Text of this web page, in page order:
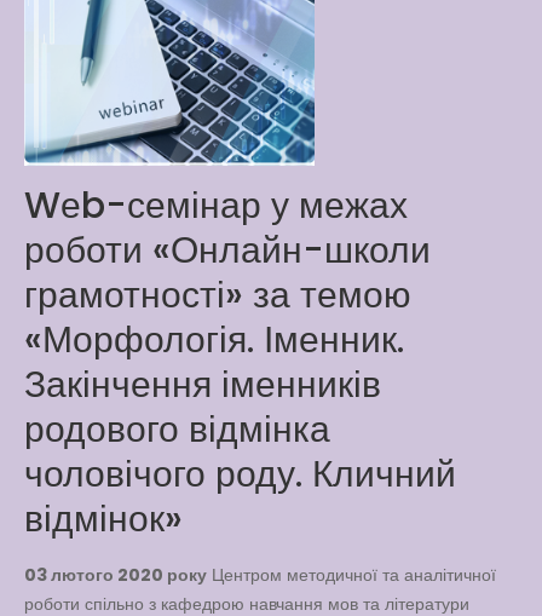
Swimming Lessons at New
Play is Our Brain’s Favorite
Way
Latter match class
New Friends Everyday at
Wеb-семінар у межах
роботи «Онлайн-школи
грамотності» за темою
«Морфологія. Іменник.
Закінчення іменників
родового відмінка
чоловічого роду. Кличний
відмінок»
03 лютого 2020 року Центром методичної та аналітичної
роботи спільно з кафедрою навчання мов та літератури